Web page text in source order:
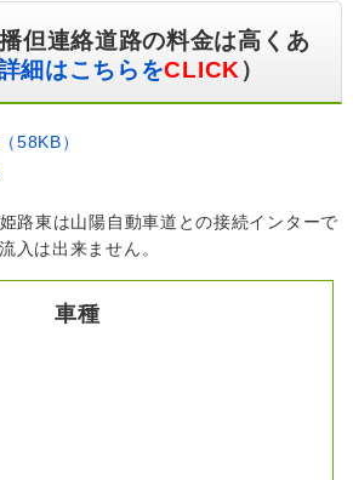
播但連絡道路の料金は高くあ
細はこちらをCLICK ）
58KB）
路東は山陽自動車道との接続インターで
入は出来ません。
車種